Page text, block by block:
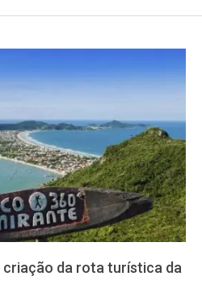
criação da rota turística da